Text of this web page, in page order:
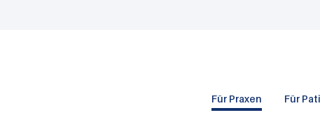
Für Praxen Für